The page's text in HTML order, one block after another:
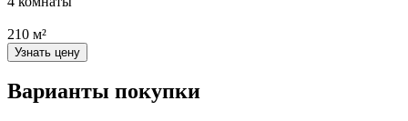
210 м²
Узнать цену
Варианты покупки